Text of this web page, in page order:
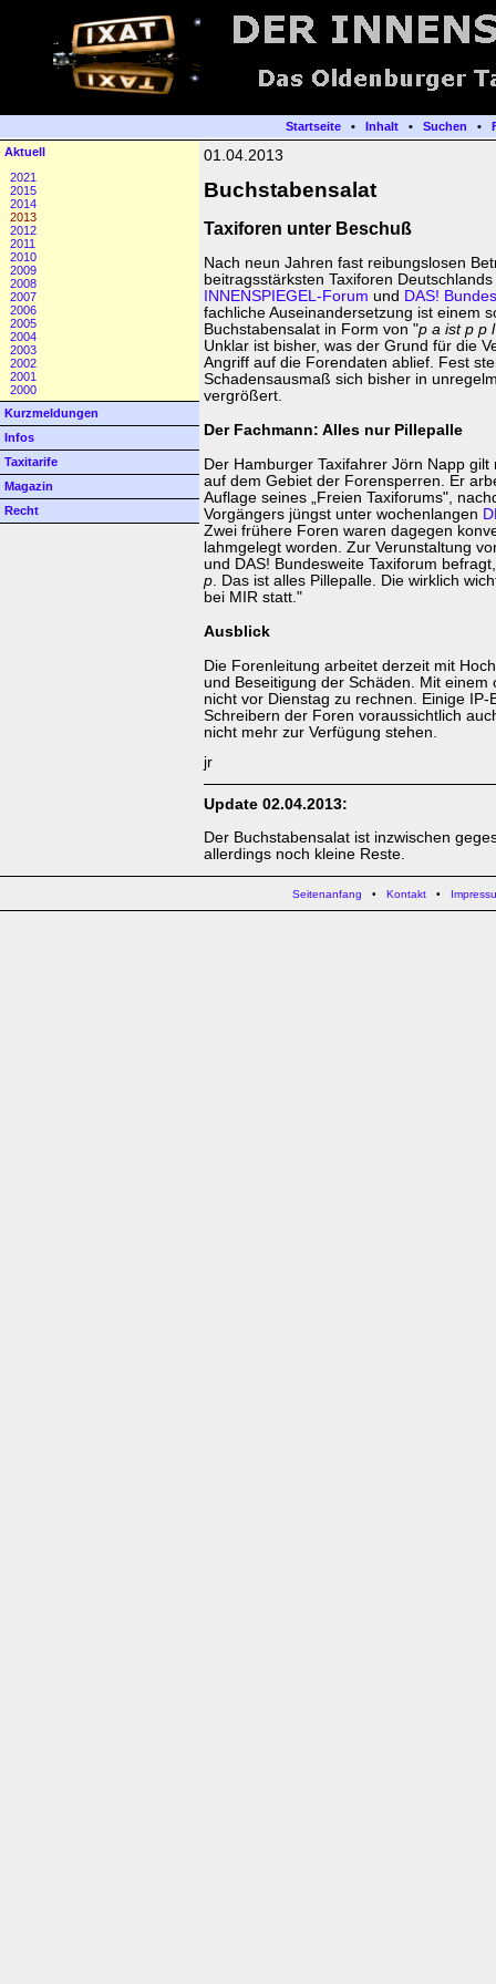
Startseite• Inhalt• Suchen •
Aktuell
2021
2015
2014
2013
2012
2011
2010
2009
2008
2007
2006
2005
2004
2003
2002
2001
2000
Kurzmeldungen
Infos
Taxitarife
Magazin
Recht
01.04.2013
Buchstabensalat
Taxiforen unter Beschuß
Nach neun Jahren fast reibungslosen
beitragsstärksten Taxiforen
INNENSPIEGEL-Forum und DAS!
fachliche Auseinandersetzung ist einem
Buchstabensalat in Form von "p a ist p p
Unklar ist bisher, was der Grund für die
Angriff auf die Forendaten ablief. Fest
Schadensausmaß sich bisher in
vergrößert.
Der Fachmann: Alles nur Pillepalle
Der Hamburger Taxifahrer Jörn Napp
auf dem Gebiet der Forensperren. Er
Auflage seines „Freien Taxiforums",
Vorgängers jüngst unter wochenlangen
Zwei frühere Foren waren dagegen
lahmgelegt worden. Zur Verunstaltung
und DAS! Bundesweite Taxiforum
p . Das ist alles Pillepalle. Die wirklich
bei MIR statt."
Ausblick
Die Forenleitung arbeitet derzeit mit
und Beseitigung der Schäden. Mit
nicht vor Dienstag zu rechnen. Einige
Schreibern der Foren voraussichtlich
nicht mehr zur Verfügung stehen.
jr
Update 02.04.2013:
Der Buchstabensalat ist inzwischen
allerdings noch kleine Reste.
Seitenanfang • Kontakt•